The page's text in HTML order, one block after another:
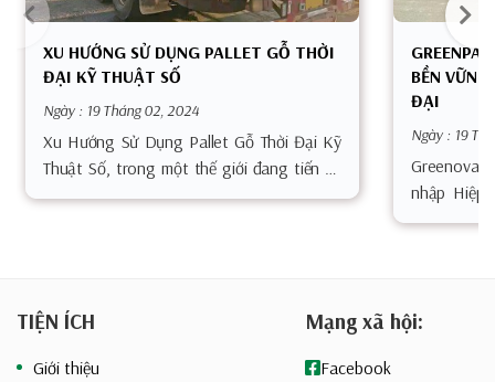
XU HƯỚNG SỬ DỤNG PALLET GỖ THỜI
ĐẠI KỸ THUẬT SỐ
Ngày : 19 Tháng 02, 2024
Xu Hướng Sử Dụng Pallet Gỗ Thời Đại Kỹ
Thuật Số, trong một thế giới đang tiến xa
vào kỷ nguyên kỹ thuật số, xu hướng sử
BỀN
ĐẠI
Ngày : 19
nhập Hiệp
dựng
TIỆN ÍCH
Giới thiệu
Mạng xã hội:
Facebook